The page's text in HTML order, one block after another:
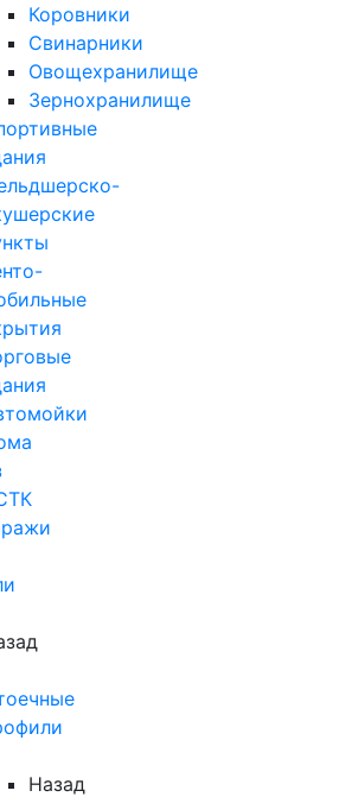
Коровники
Свинарники
Овощехранилище
Зернохранилище
Назад